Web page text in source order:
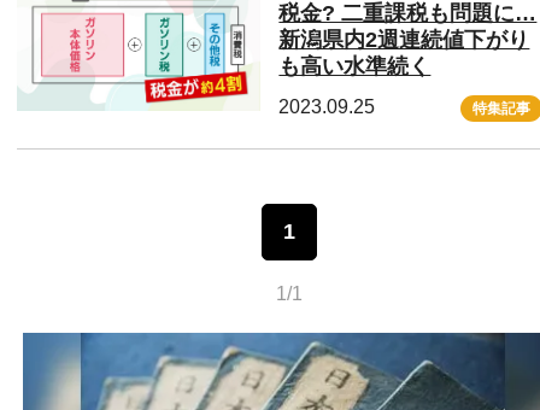
税金? 二重課税も問題に…
新潟県内2週連続値下がり
も高い水準続く
2023.09.25 特集記事
1
1/1